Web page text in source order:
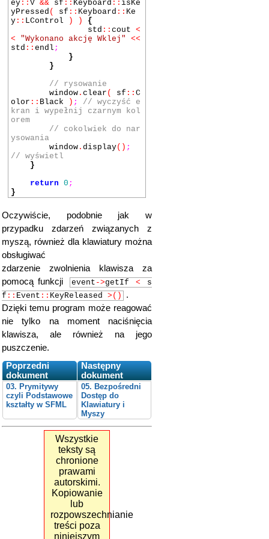
ey :: V && sf :: Keyboard :: isKe
yPressed ( sf :: Keyboard :: Ke
y :: LControl ) ) {
std :: cout <
< "Wykonano akcję Wklej" <<
std :: endl ;
}
}
// rysowanie
window . clear ( sf :: C
olor :: Black ) ; // wyczyść e
kran i wypełnij czarnym kol
orem
// cokolwiek do nar
ysowania
window . display() ;
// wyświetl
}
return 0 ;
}
Oczywiście, podobnie jak w
przypadku zdarzeń związanych z
myszą, również dla klawiatury można
obsługiwać
zdarzenie zwolnienia klawisza za
pomocą funkcji
event ->getIf < s
f :: Event :: KeyReleased >()
.
Dzięki temu program może reagować
nie tylko na moment naciśnięcia
klawisza, ale również na jego
puszczenie.
Poprzedni
dokument
Następny
dokument
03. Prymitywy
czyli Podstawowe
kształty w SFML
05. Bezpośredni
Dostęp do
Klawiatury i
Myszy
Wszystkie
teksty są
chronione
prawami
autorskimi.
Kopiowanie
lub
rozpowszechnianie
treści poza
niniejszym